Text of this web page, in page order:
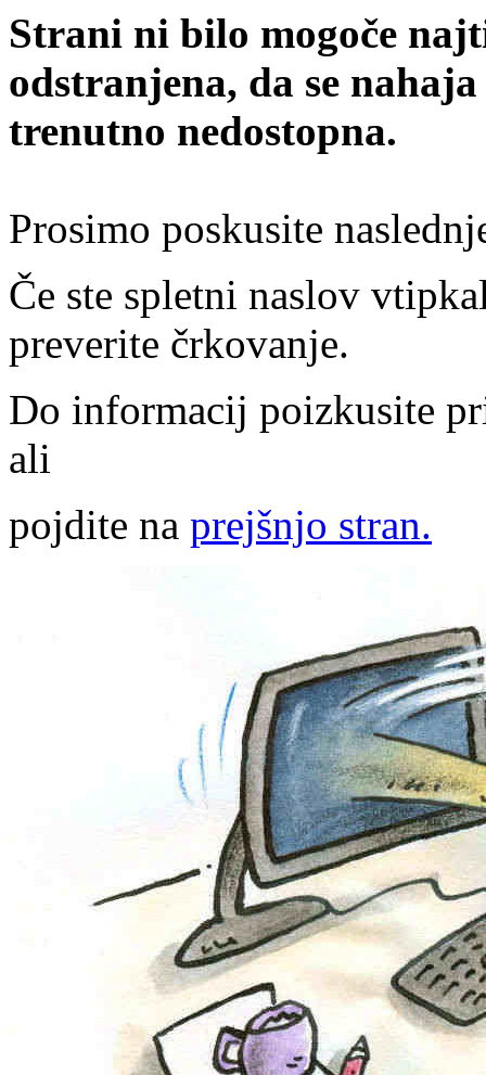
Strani ni bilo mogoče
odstranjena, da se
trenutno nedostopna.
Prosimo poskusite
Če ste spletni naslov
preverite črkovanje.
Do informacij poizkusite
ali
pojdite na prejšnjo stran.